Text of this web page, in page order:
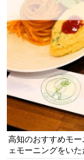
高知のおすすめモ
ェモーニングをいた